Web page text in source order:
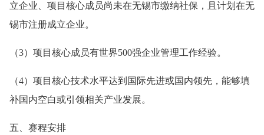
立企业、项目核心成员尚未在无锡市缴纳社保，且计划在无
锡市注册成立企业。
（3）项目核心成员有世界500强企业管理工作经验。
（4）项目核心技术水平达到国际先进或国内领先，能够填
补国内空白或引领相关产业发展。
五、赛程安排